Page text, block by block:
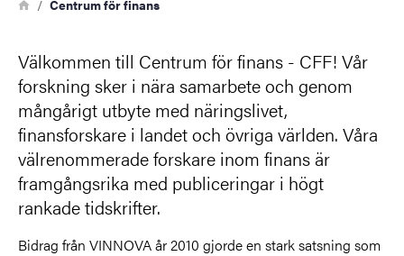
Centrum för finans
Välkommen till Centrum för finans - CFF! Vår
forskning sker i nära samarbete och genom
mångårigt utbyte med näringslivet,
finansforskare i landet och övriga världen. Våra
välrenommerade forskare inom finans är
framgångsrika med publiceringar i högt
rankade tidskrifter.
Bidrag från VINNOVA år 2010 gjorde en stark satsning som